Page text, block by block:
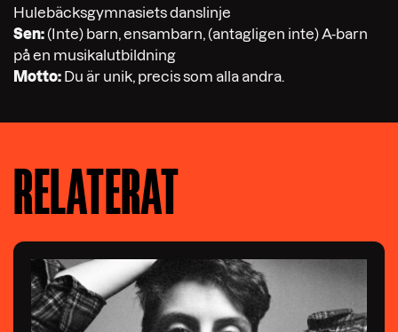
Hulebäcksgymnasiets danslinje
Sen: (Inte) barn, ensambarn, (antagligen inte) A-barn
på en musikalutbildning
Motto: Du är unik, precis som alla andra.
RELATERAT